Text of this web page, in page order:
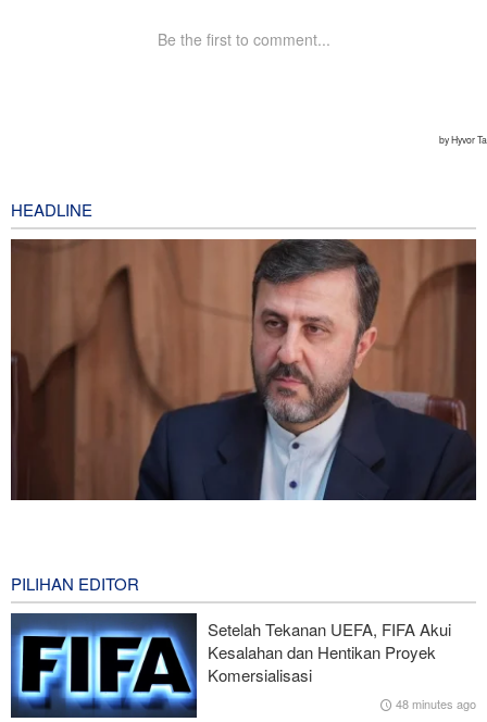
HEADLINE
Presiden Iran: Kami Akan Mendukung Langkah Apa Pun yang
Diambil Pemimpin Palestina demi Kepentingan Rakyat
Trump Murka Soal Laporan Amunisi Habis, Ancam Pembocor
dengan Bui
PILIHAN EDITOR
Setelah Tekanan UEFA, FIFA Akui
Kesalahan dan Hentikan Proyek
Komersialisasi
48 minutes ago